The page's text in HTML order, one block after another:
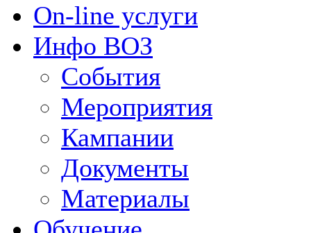
On-line услуги
Инфо ВОЗ
События
Мероприятия
Кампании
Документы
Материалы